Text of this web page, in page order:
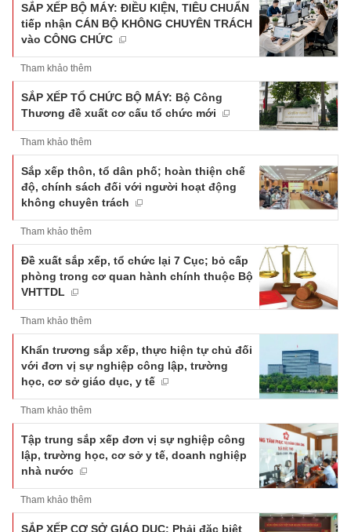
SẮP XẾP BỘ MÁY: ĐIỀU KIỆN, TIÊU CHUẨN
tiếp nhận CÁN BỘ KHÔNG CHUYÊN TRÁCH
vào CÔNG CHỨC
Tham khảo thêm
SẮP XẾP TỔ CHỨC BỘ MÁY: Bộ Công
Thương đề xuất cơ cấu tổ chức mới
Tham khảo thêm
Sắp xếp thôn, tổ dân phố; hoàn thiện chế
độ, chính sách đối với người hoạt động
không chuyên trách
Tham khảo thêm
Đề xuất sắp xếp, tổ chức lại 7 Cục; bỏ cấp
phòng trong cơ quan hành chính thuộc Bộ
VHTTDL
Tham khảo thêm
Khẩn trương sắp xếp, thực hiện tự chủ đối
với đơn vị sự nghiệp công lập, trường
học, cơ sở giáo dục, y tế
Tham khảo thêm
Tập trung sắp xếp đơn vị sự nghiệp công
lập, trường học, cơ sở y tế, doanh nghiệp
nhà nước
Tham khảo thêm
SẮP XẾP CƠ SỞ GIÁO DỤC: Phải đặc biệt